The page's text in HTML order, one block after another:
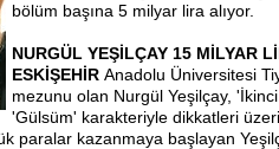
bölüm başına 5 milyar lira alıyor.
NURGÜL YEŞİLÇAY 15 MİLYAR
ESKİŞEHİR Anadolu Üniversitesi
mezunu olan Nurgül Yeşilçay,
'Gülsüm' karakteriyle dikkatleri
paralar kazanmaya başlayan